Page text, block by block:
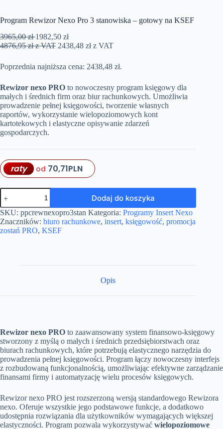
Program Rewizor Nexo Pro 3 stanowiska – gotowy na KSEF
3965,00zł 1982,50 zł
4876,95złz VAT 2438,48 złz VAT
Poprzednia najniższa cena: 2438,48 zł.
Rewizor nexo PRO to nowoczesny program księgowy dla
małych i średnich firm oraz biur rachunkowych. Umożliwia
prowadzenie pełnej księgowości, tworzenie własnych
raportów, wykorzystanie wielopoziomowych kont
kartotekowych i elastyczne opisywanie zdarzeń
gospodarczych.
raty od 70,71PLN
ilość
Program
Rewizor
Nexo
Pro
3
Dodaj do koszyka
SKU: ppcrewnexopro3stan Kategoria: Programy Insert Nexo
Znaczników: biuro rachunkowe, insert, księgowość, promocja
zostań PRO, KSEF
Opis
Rewizor nexo PRO to zaawansowany system finansowo-księgowy
stworzony z myślą o małych i średnich przedsiębiorstwach oraz
biurach rachunkowych, które potrzebują elastycznego narzędzia do
prowadzenia pełnej księgowości. Program łączy nowoczesny interfejs
z rozbudowaną funkcjonalnością, umożliwiając efektywne zarządzanie
finansami firmy i automatyzację wielu procesów księgowych.
Rewizor nexo PRO jest rozszerzoną wersją standardowego Rewizora
nexo. Oferuje wszystkie jego podstawowe funkcje, a dodatkowo
udostępnia rozwiązania dla użytkowników wymagających większej
elastyczności. Program pozwala wykorzystywać wielopoziomowe